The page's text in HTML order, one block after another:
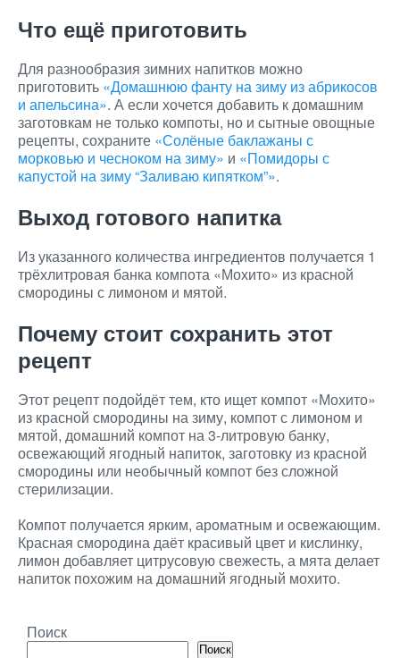
Что ещё приготовить
Для разнообразия зимних напитков можно
приготовить «Домашнюю фанту на зиму из абрикосов
и апельсина». А если хочется добавить к домашним
заготовкам не только компоты, но и сытные овощные
рецепты, сохраните «Солёные баклажаны с
морковью и чесноком на зиму» и «Помидоры с
капустой на зиму “Заливаю кипятком”».
Выход готового напитка
Из указанного количества ингредиентов получается 1
трёхлитровая банка компота «Мохито» из красной
смородины с лимоном и мятой.
Почему стоит сохранить этот
рецепт
Этот рецепт подойдёт тем, кто ищет компот «Мохито»
из красной смородины на зиму, компот с лимоном и
мятой, домашний компот на 3-литровую банку,
освежающий ягодный напиток, заготовку из красной
смородины или необычный компот без сложной
стерилизации.
Компот получается ярким, ароматным и освежающим.
Красная смородина даёт красивый цвет и кислинку,
лимон добавляет цитрусовую свежесть, а мята делает
напиток похожим на домашний ягодный мохито.
Поиск
Поиск